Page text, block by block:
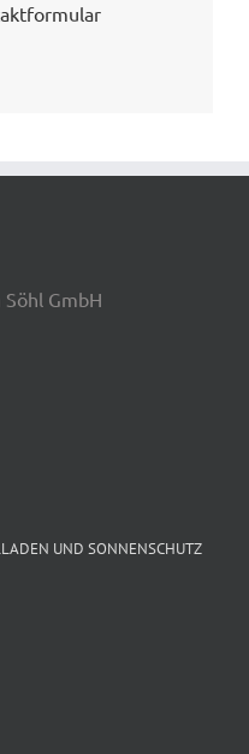
GmbH
UND SONNENSCHUTZ